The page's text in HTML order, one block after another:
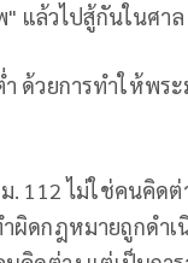
" แล้วไปสู้กันในศาล
ด้วยการทำให้พร
. 112 ไม่ใช่คนคิด
ผิดกฎหมายถูกดำเ